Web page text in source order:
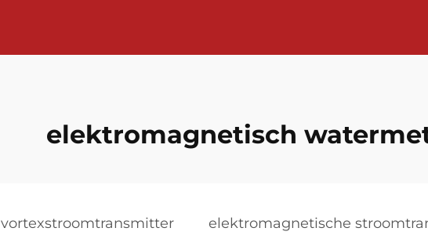
elektromagnetisch
vortexstroomtransmitter elektromagnetische